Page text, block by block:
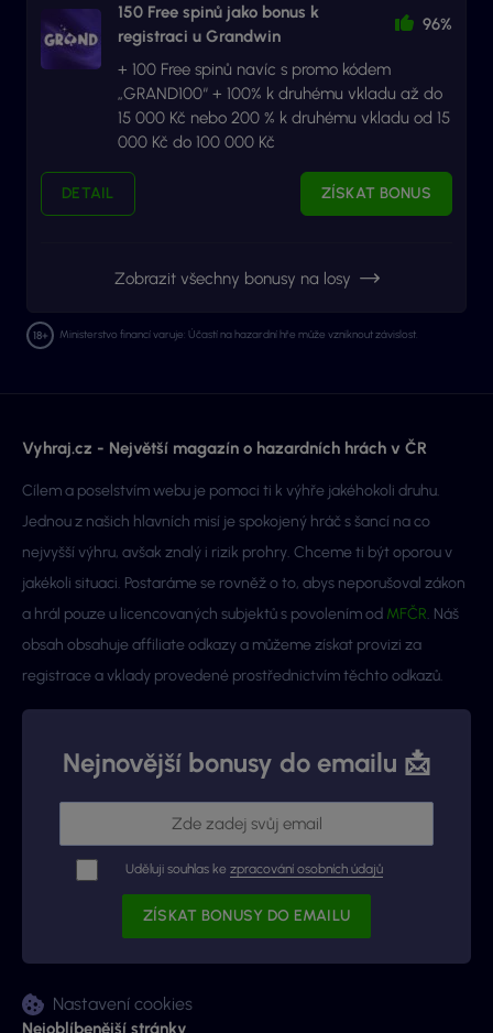
150 Free spinů jako bonus k
registraci u Grandwin
96%
+ 100 Free spinů navíc s promo kódem
„GRAND100“ + 100% k druhému vkladu až do
15 000 Kč nebo 200 % k druhému vkladu od 15
000 Kč do 100 000 Kč
DETAIL ZÍSKAT BONUS
Zobrazit všechny bonusy na losy
Ministerstvo financí varuje: Účastí na hazardní hře může vzniknout závislost.
Vyhraj.cz - Největší magazín o hazardních hrách v ČR
Cílem a poselstvím webu je pomoci ti k výhře jakéhokoli druhu.
Jednou z našich hlavních misí je spokojený hráč s šancí na co
nejvyšší výhru, avšak znalý i rizik prohry. Chceme ti být oporou v
jakékoli situaci. Postaráme se rovněž o to, abys neporušoval zákon
a hrál pouze u licencovaných subjektů s povolením od MFČR. Náš
obsah obsahuje affiliate odkazy a můžeme získat provizi za
registrace a vklady provedené prostřednictvím těchto odkazů.
Nejnovější bonusy do emailu 📩
Uděluji souhlas ke zpracování osobních údajů
Nastavení cookies
Nejoblíbenější stránky